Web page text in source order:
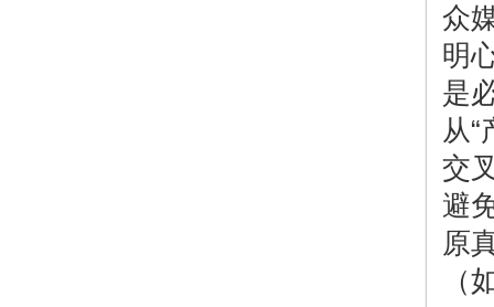
众
明
是
从
交
避
原
（